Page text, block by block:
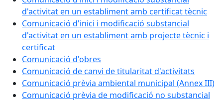
d'activitat en un establiment amb certificat tècnic
Comunicació d'inici i modificació substancial
d'activitat en un establiment amb projecte tècnic i
certificat
Comunicació d'obres
Comunicació de canvi de titularitat d'activitats
Comunicació prèvia ambiental municipal (Annex III)
Comunicació prèvia de modificació no substancial